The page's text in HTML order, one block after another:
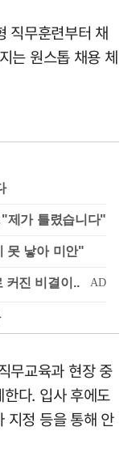
직무훈련부터 채
는 원스톱 채용 체
제가 틀렸습니다"
못 낳아 미안"
무교육과 현장 중
다. 입사 후에도
지정 등을 통해 안